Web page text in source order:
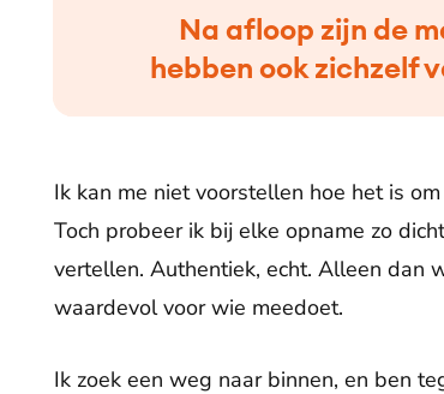
Na afloop zijn de
hebben ook zichzelf
Ik kan me niet voorstellen hoe het is
Toch probeer ik bij elke opname zo
vertellen. Authentiek, echt. Alleen dan
waardevol voor wie meedoet.
Ik zoek een weg naar binnen, en ben